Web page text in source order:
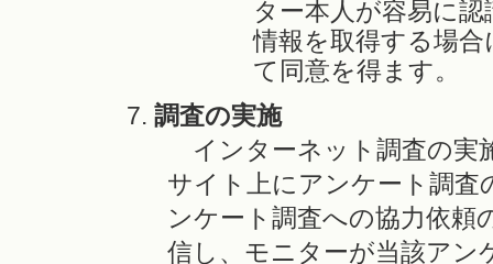
ター本人が容易に
情報を取得する場
て同意を得ます。
調査の実施
インターネット調査の実
サイト上にアンケート調
ンケート調査への協力依頼
信し、モニターが当該アン